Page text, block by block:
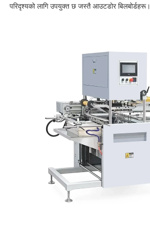
परिदृश्यको लागि उपयुक्त छ जस्तै आउटडोर बिलबोर्डहरू।